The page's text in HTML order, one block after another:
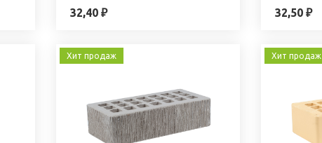
32,40 ₽ 32,50 ₽
Хит продаж Хит продаж